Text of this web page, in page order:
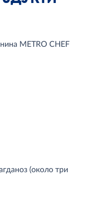
METRO CHEF
(около три